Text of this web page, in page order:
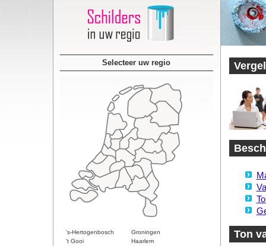
Selecteer uw regio
's-Hertogenbosch
Groningen
't Gooi
Haarlem
Ton